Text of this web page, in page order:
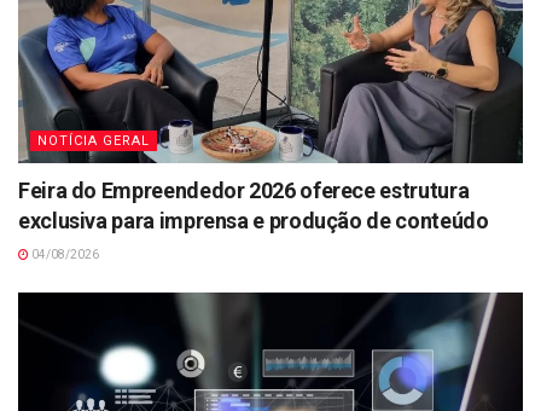
NOTÍCIA GERAL
Feira do Empreendedor 2026 oferece estrutura
exclusiva para imprensa e produção de conteúdo
04/08/2026